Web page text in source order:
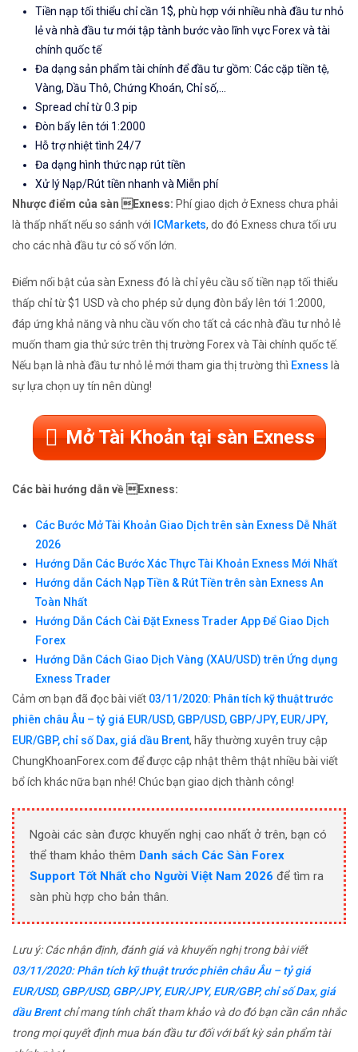
Tiền nạp tối thiểu chỉ cần 1$, phù hợp với nhiều nhà đầu tư nhỏ
lẻ và nhà đầu tư mới tập tành bước vào lĩnh vực Forex và tài
chính quốc tế
Đa dạng sản phẩm tài chính để đầu tư gồm: Các cặp tiền tệ,
Vàng, Dầu Thô, Chứng Khoán, Chỉ số,...
Spread chỉ từ 0.3 pip
Đòn bẩy lên tới 1:2000
Hỗ trợ nhiệt tình 24/7
Đa dạng hình thức nạp rút tiền
Xử lý Nạp/Rút tiền nhanh và Miễn phí
Nhược điểm của sàn Exness: Phí giao dịch ở Exness chưa phải
là thấp nhất nếu so sánh với ICMarkets, do đó Exness chưa tối ưu
cho các nhà đầu tư có số vốn lớn.
Điểm nổi bật của sàn Exness đó là chỉ yêu cầu số tiền nạp tối thiểu
thấp chỉ từ $1 USD và cho phép sử dụng đòn bẩy lên tới 1:2000,
đáp ứng khả năng và nhu cầu vốn cho tất cả các nhà đầu tư nhỏ lẻ
muốn tham gia thử sức trên thị trường Forex và Tài chính quốc tế.
Nếu bạn là nhà đầu tư nhỏ lẻ mới tham gia thị trường thì Exness là
sự lựa chọn uy tín nên dùng!
Mở Tài Khoản tại sàn Exness
Các bài hướng dẫn về Exness:
Các Bước Mở Tài Khoản Giao Dịch trên sàn Exness Dễ Nhất
2026
Hướng Dẫn Các Bước Xác Thực Tài Khoản Exness Mới Nhất
Hướng dẫn Cách Nạp Tiền & Rút Tiền trên sàn Exness An
Toàn Nhất
Hướng Dẫn Cách Cài Đặt Exness Trader App Để Giao Dịch
Forex
Hướng Dẫn Cách Giao Dịch Vàng (XAU/USD) trên Ứng dụng
Exness Trader
Cảm ơn bạn đã đọc bài viết 03/11/2020: Phân tích kỹ thuật trước
phiên châu Âu – tỷ giá EUR/USD, GBP/USD, GBP/JPY, EUR/JPY,
EUR/GBP, chỉ số Dax, giá dầu Brent, hãy thường xuyên truy cập
ChungKhoanForex.com để được cập nhật thêm thật nhiều bài viết
bổ ích khác nữa bạn nhé! Chúc bạn giao dịch thành công!
Ngoài các sàn được khuyến nghị cao nhất ở trên, bạn có
thể tham khảo thêm Danh sách Các Sàn Forex
Support Tốt Nhất cho Người Việt Nam 2026 để tìm ra
sàn phù hợp cho bản thân.
Lưu ý: Các nhận định, đánh giá và khuyến nghị trong bài viết
03/11/2020: Phân tích kỹ thuật trước phiên châu Âu – tỷ giá
EUR/USD, GBP/USD, GBP/JPY, EUR/JPY, EUR/GBP, chỉ số Dax, giá
dầu Brentchỉ mang tính chất tham khảo và do đó bạn cần cân nhắc
trong mọi quyết định mua bán đầu tư đối với bất kỳ sản phẩm tài